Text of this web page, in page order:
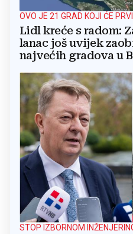
OVO JE 21 GRAD KOJI ĆE
Lidl kreće s radom:
lanac još uvijek
najvećih gradova u
STOP IZBORNOM